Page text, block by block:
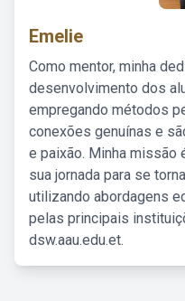
Emelie
Como mentor, minha
desenvolvimento dos
empregando métodos
conexões genuínas e
e paixão. Minha missão
sua jornada para se
utilizando abordagens
pelas principais
dsw.aau.edu.et.